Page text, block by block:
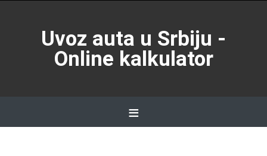
Uvoz auta u Srbiju -
Online kalkulator
≡